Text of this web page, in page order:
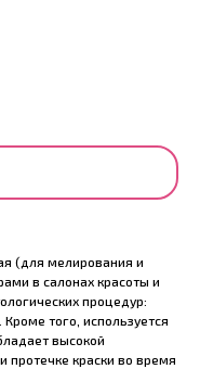
(для мелирования и
в салонах красоты и
процедур:
того, используется
высокой
протечке краски во время